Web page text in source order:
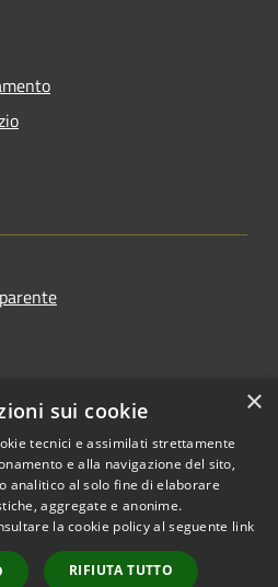
Copyright © 2026 • Comune di
Sinagra • Powered by
Municipium•
Accesso
×
sui cookie
tecnici e assimilati strettamente
e alla navigazione del sito,
analitico al solo fine di elaborare
aggregate e anonime.
la cookie policy al seguente link
RIFIUTA TUTTO